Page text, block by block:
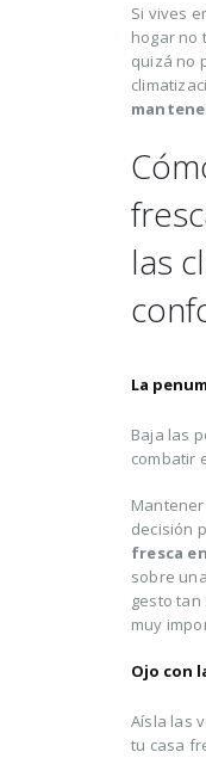
Si vives
hogar no
quizá no
las
La
Baja las
combatir
decisión
fresca
sobre
gesto
muy
Ojo con
Aísla las
tu casa
5 razones de
las que merece
pena reciclar